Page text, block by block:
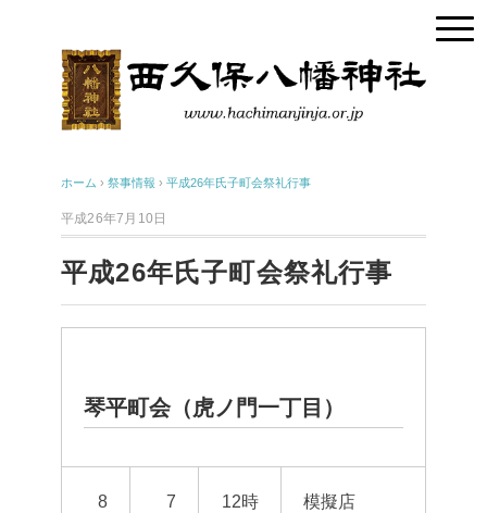
ホーム › 祭事情報 › 平成26年氏子町会祭礼行事
平成26年7月10日
平成26年氏子町会祭礼行事
琴平町会（虎ノ門一丁目）
8
7
12時
模擬店